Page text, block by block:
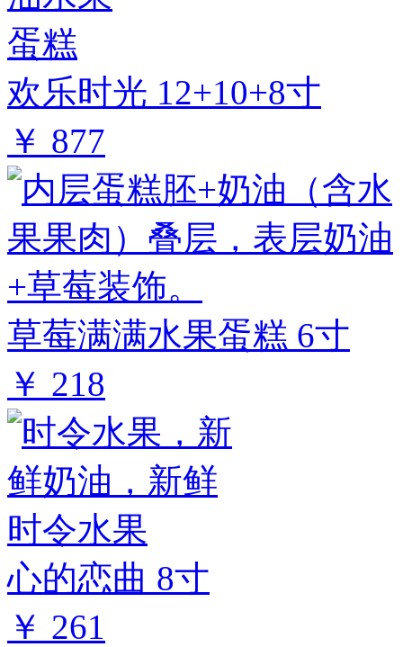
欢乐时光 12+10+8寸
￥ 877
草莓满满水果蛋糕 6寸
￥ 218
心的恋曲 8寸
￥ 261